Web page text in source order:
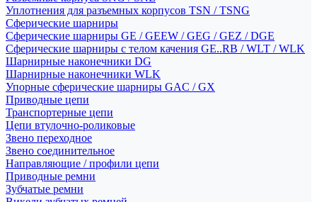
Уплотнения для разъемных корпусов TSN / TSNG
Сферические шарниры
Сферические шарниры GE / GEEW / GEG / GEZ / DGE
Сферические шарниры с телом качения GE..RB / WLT / WLK
Шарнирные наконечники DG
Шарнирные наконечники WLK
Упорные сферические шарниры GAC / GX
Приводные цепи
Транспортерные цепи
Цепи втулочно-роликовые
Звено переходное
Звено соединительное
Направляющие / профили цепи
Приводные ремни
Зубчатые ремни